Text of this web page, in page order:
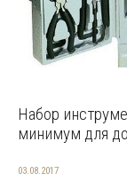
Набор
минимум для
03.08.2017